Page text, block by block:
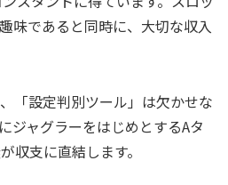
味であると同時に、大切な収入
「設定判別ツール」は欠かせな
ジャグラーをはじめとするAタ
収支に直結します。